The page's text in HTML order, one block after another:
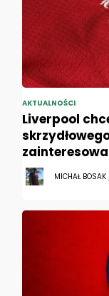
AKTUALNOŚCI
Liverpool
MICHAŁ